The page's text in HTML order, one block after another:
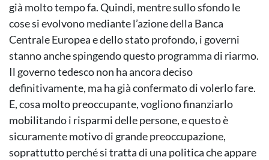
già molto tempo fa. Quindi, mentre sullo sfondo le
cose si evolvono mediante l’azione della Banca
Centrale Europea e dello stato profondo, i governi
stanno anche spingendo questo programma di riarmo.
Il governo tedesco non ha ancora deciso
definitivamente, ma ha già confermato di volerlo fare.
E, cosa molto preoccupante, vogliono finanziarlo
mobilitando i risparmi delle persone, e questo è
sicuramente motivo di grande preoccupazione,
soprattutto perché si tratta di una politica che appare